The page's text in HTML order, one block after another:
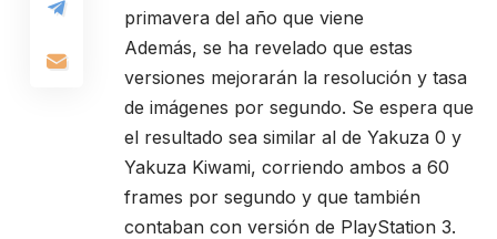
primavera del año que viene
Además, se ha revelado que estas
versiones mejorarán la resolución y tasa
de imágenes por segundo. Se espera que
el resultado sea similar al de Yakuza 0 y
Yakuza Kiwami, corriendo ambos a 60
frames por segundo y que también
contaban con versión de PlayStation 3.